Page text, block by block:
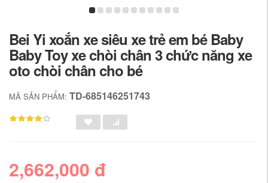
Bei Yi xoắn xe siêu xe trẻ em bé Baby
Baby Toy xe chòi chân 3 chức năng xe
oto chòi chân cho bé
MÃ SẢN PHẨM: TD-685146251743
2,662,000 đ